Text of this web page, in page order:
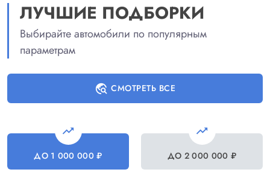
ЛУЧШИЕ ПОДБОРКИ
Выбирайте автомобили по популярным
параметрам
travel_explore СМОТРЕТЬ ВСЕ
trending_up
ДО 1 000 000 ₽
trending_up
ДО 2 000 000 ₽